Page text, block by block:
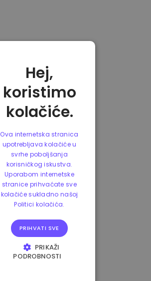
Hej,
koristimo
kolačiće.
Ova internetska stranica
upotrebljava kolačiće u
svrhe poboljšanja
korisničkog iskustva.
Uporabom internetske
stranice prihvaćate sve
kolačiće sukladno našoj
Politici kolačića.
PRIHVATI SVE
PRIKAŽI
PODROBNOSTI